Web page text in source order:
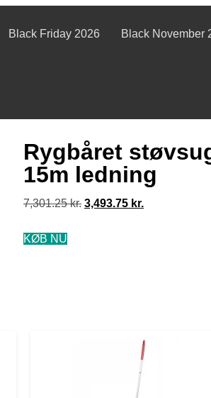
Black Friday 2026 Black November
Rygbåret
15m ledning
7,301.25kr. 3,493.75 kr.
KØB NU